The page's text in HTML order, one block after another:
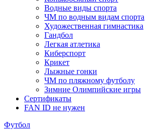
Водные виды спорта
ЧМ по водным видам спорта
Художественная гимнастика
Гандбол
Легкая атлетика
Киберспорт
Крикет
Лыжные гонки
ЧМ по пляжному футболу
Зимние Олимпийские игры
Сертификаты
FAN ID не нужен
Футбол